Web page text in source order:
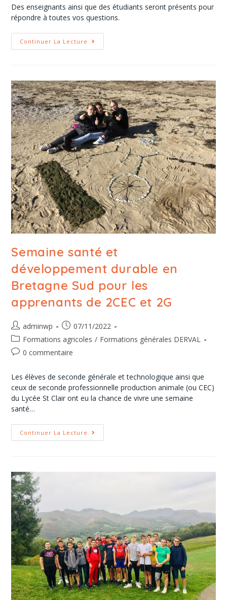
Des enseignants ainsi que des étudiants seront présents pour
répondre à toutes vos questions.
Continuer La Lecture
Semaine santé et
développement durable en
Bretagne Sud pour les
apprenants de 2CEC et 2G
adminwp
07/11/2022
Formations agricoles / Formations générales DERVAL
0 commentaire
Les élèves de seconde générale et technologique ainsi que
ceux de seconde professionnelle production animale (ou CEC)
du Lycée St Clair ont eu la chance de vivre une semaine
santé…
Continuer La Lecture